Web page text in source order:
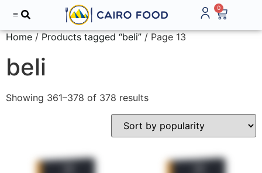
0
Home/Products tagged “beli”/ Page 13
beli
Showing 361–378 of 378 results